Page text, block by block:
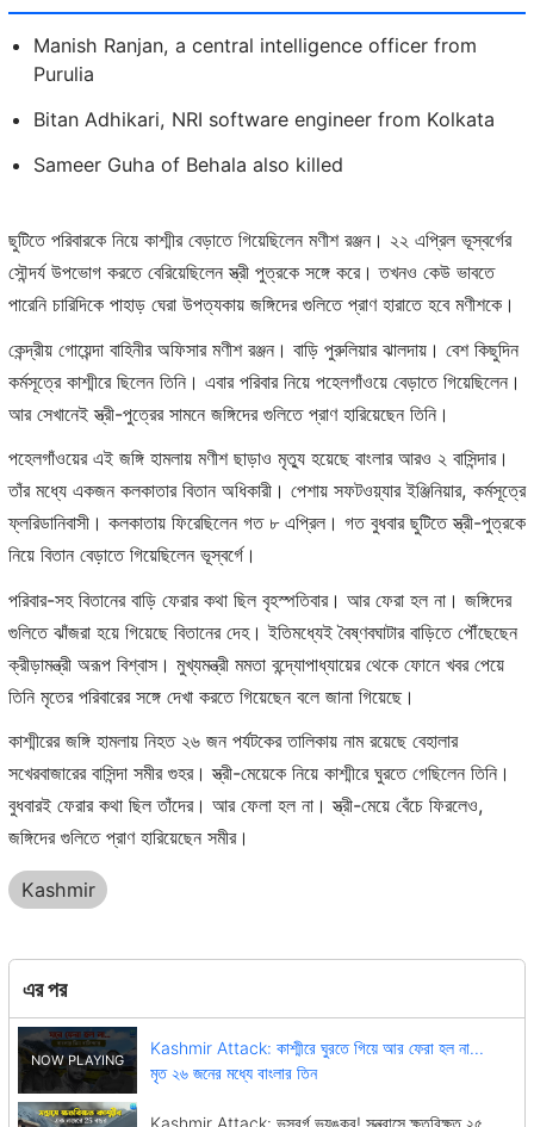
Manish Ranjan, a central intelligence officer from
Purulia
Bitan Adhikari, NRI software engineer from Kolkata
Sameer Guha of Behala also killed
ছুটিতে পরিবারকে নিয়ে কাশ্মীর বেড়াতে গিয়েছিলেন মণীশ রঞ্জন। ২২ এপ্রিল ভূস্বর্গের
সৌন্দর্য উপভোগ করতে বেরিয়েছিলেন স্ত্রী পুত্রকে সঙ্গে করে। তখনও কেউ ভাবতে
পারেনি চারিদিকে পাহাড় ঘেরা উপত্যকায় জঙ্গিদের গুলিতে প্রাণ হারাতে হবে মণীশকে।
কেন্দ্রীয় গোয়েন্দা বাহিনীর অফিসার মণীশ রঞ্জন। বাড়ি পুরুলিয়ার ঝালদায়। বেশ কিছুদিন
কর্মসূত্রে কাশ্মীরে ছিলেন তিনি। এবার পরিবার নিয়ে পহেলগাঁওয়ে বেড়াতে গিয়েছিলেন।
আর সেখানেই স্ত্রী-পুত্রের সামনে জঙ্গিদের গুলিতে প্রাণ হারিয়েছেন তিনি।
পহেলগাঁওয়ের এই জঙ্গি হামলায় মণীশ ছাড়াও মৃত্যু হয়েছে বাংলার আরও ২ বাসিন্দার।
তাঁর মধ্যে একজন কলকাতার বিতান অধিকারী। পেশায় সফটওয়্যার ইঞ্জিনিয়ার, কর্মসূত্রে
ফ্লরিডানিবাসী। কলকাতায় ফিরেছিলেন গত ৮ এপ্রিল। গত বুধবার ছুটিতে স্ত্রী-পুত্রকে
নিয়ে বিতান বেড়াতে গিয়েছিলেন ভূস্বর্গে।
পরিবার-সহ বিতানের বাড়ি ফেরার কথা ছিল বৃহস্পতিবার। আর ফেরা হল না। জঙ্গিদের
গুলিতে ঝাঁজরা হয়ে গিয়েছে বিতানের দেহ। ইতিমধ্যেই বৈষ্ণবঘাটার বাড়িতে পৌঁছেছেন
ক্রীড়ামন্ত্রী অরূপ বিশ্বাস। মুখ্যমন্ত্রী মমতা বন্দ্যোপাধ্যায়ের থেকে ফোনে খবর পেয়ে
তিনি মৃতের পরিবারের সঙ্গে দেখা করতে গিয়েছেন বলে জানা গিয়েছে।
কাশ্মীরের জঙ্গি হামলায় নিহত ২৬ জন পর্যটকের তালিকায় নাম রয়েছে বেহালার
সখেরবাজারের বাসিন্দা সমীর গুহর। স্ত্রী-মেয়েকে নিয়ে কাশ্মীরে ঘুরতে গেছিলেন তিনি।
বুধবারই ফেরার কথা ছিল তাঁদের। আর ফেলা হল না। স্ত্রী-মেয়ে বেঁচে ফিরলেও,
জঙ্গিদের গুলিতে প্রাণ হারিয়েছেন সমীর।
Kashmir
এর পর
Kashmir Attack: কাশ্মীরে ঘুরতে গিয়ে আর ফেরা হল না...
মৃত ২৬ জনের মধ্যে বাংলার তিন